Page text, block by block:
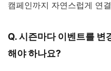
캠페인까지 자연스럽게 연
Q. 시즌마다 이벤트를 변
해야 하나요?